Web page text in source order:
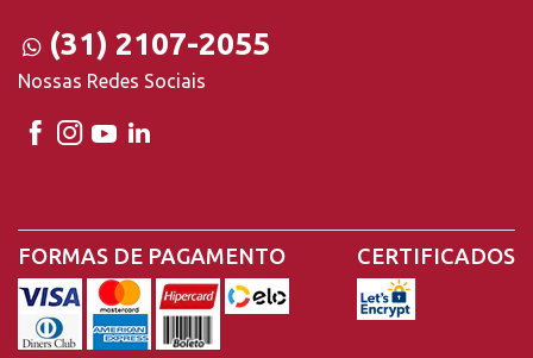
(31) 2107-2055
Nossas Redes Sociais
FORMAS DE PAGAMENTO CERTIFICADOS